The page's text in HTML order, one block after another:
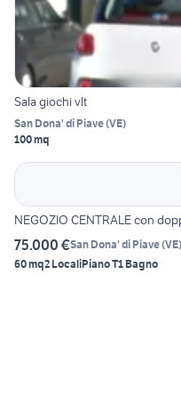
Sala giochi vlt
San Dona' di Piave(VE)
100 mq
NEGOZIO CENTRALE con
75.000 €San Dona' di Piave(VE)
60 mq2 LocaliPiano T1 Bagno